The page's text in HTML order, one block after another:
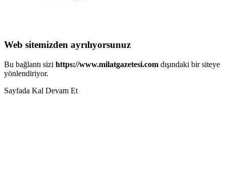
Web sitemizden ayrılıyorsunuz
Bu bağlantı sizi https://www.milatgazetesi.com dışındaki bir siteye
yönlendiriyor.
Sayfada Kal Devam Et